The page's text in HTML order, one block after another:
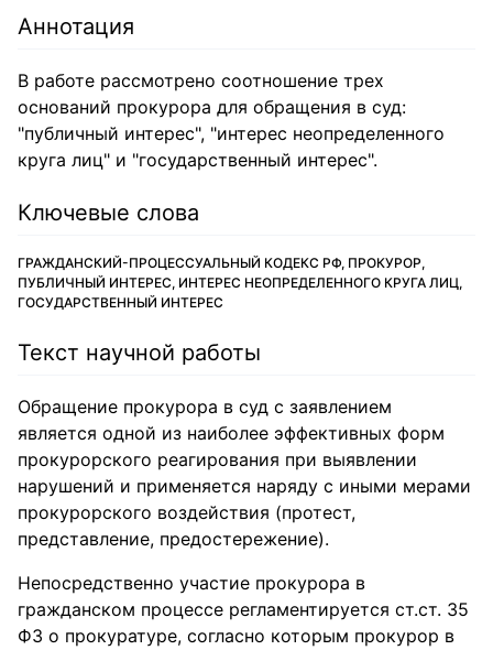
Аннотация
В работе рассмотрено соотношение трех
оснований прокурора для обращения в суд:
"публичный интерес", "интерес неопределенного
круга лиц" и "государственный интерес".
Ключевые слова
ГРАЖДАНСКИЙ-ПРОЦЕССУАЛЬНЫЙ КОДЕКС РФ, ПРОКУРОР,
ПУБЛИЧНЫЙ ИНТЕРЕС, ИНТЕРЕС НЕОПРЕДЕЛЕННОГО КРУГА ЛИЦ,
ГОСУДАРСТВЕННЫЙ ИНТЕРЕС
Текст научной работы
Обращение прокурора в суд с заявлением
является одной из наиболее эффективных форм
прокурорского реагирования при выявлении
нарушений и применяется наряду с иными мерами
прокурорского воздействия (протест,
представление, предостережение).
Непосредственно участие прокурора в
гражданском процессе регламентируется ст.ст. 35
ФЗ о прокуратуре, согласно которым прокурор в